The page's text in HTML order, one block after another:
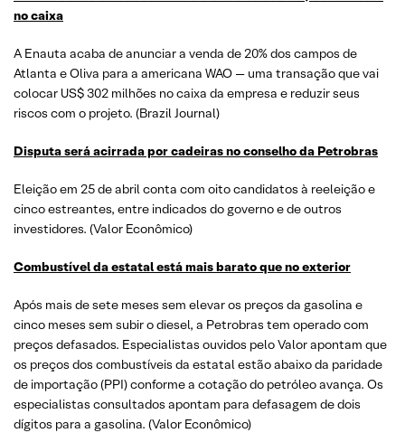
no caixa
A Enauta acaba de anunciar a venda de 20% dos campos de
Atlanta e Oliva para a americana WAO — uma transação que vai
colocar US$ 302 milhões no caixa da empresa e reduzir seus
riscos com o projeto. (Brazil Journal)
Disputa será acirrada por cadeiras no conselho da Petrobras
Eleição em 25 de abril conta com oito candidatos à reeleição e
cinco estreantes, entre indicados do governo e de outros
investidores. (Valor Econômico)
Combustível da estatal está mais barato que no exterior
Após mais de sete meses sem elevar os preços da gasolina e
cinco meses sem subir o diesel, a Petrobras tem operado com
preços defasados. Especialistas ouvidos pelo Valor apontam que
os preços dos combustíveis da estatal estão abaixo da paridade
de importação (PPI) conforme a cotação do petróleo avança. Os
especialistas consultados apontam para defasagem de dois
dígitos para a gasolina. (Valor Econômico)